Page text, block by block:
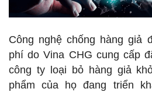
Công nghệ chống hàng giả
phí do Vina CHG cung cấp
công ty loại bỏ hàng giả
phẩm của họ đang triển